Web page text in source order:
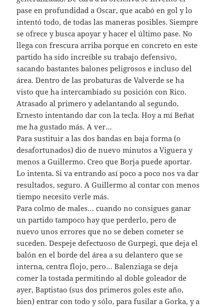
pase en profundidad a Oscar, que acabó en gol y lo
intentó todo, de todas las maneras posibles. Siempre
se ofrece y busca apoyar y hacer el último pase. No
llega con frescura arriba porque en concreto en este
partido ha sido increíble su trabajo defensivo,
sacando bastantes balones peligrosos e incluso del
área. Dentro de las probaturas de Valverde se ha
visto que ha intercambiado su posición con Rico.
Atrasado al primero y adelantando al segundo.
Ernesto intentando dar con la tecla. Hoy a mí Beñat
me ha gustado más. A ver…
Para sustituir a las dos bandas en baja forma (o
desafortunados) dio de nuevo minutos a Viguera y
menos a Guillermo. Creo que Borja puede aportar.
Lo intenta. Si va entrando así poco a poco nos va dar
resultados, seguro. A Guillermo al contar con menos
tiempo necesito verle más.
Para colmo de males… cuando no consigues ganar
un partido tampoco hay que perderlo, pero de
nuevo unos errores que no se deben cometer se
suceden. Despeje defectuoso de Gurpegi, que deja el
balón en el borde del área a su delantero que se
interna, centra flojo, pero… Balenziaga se deja
comer la tostada permitindo al doble goleador de
ayer, Baptistao (sus dos primeros goles este año,
bien) entrar con todo y sólo, para fusilar a Gorka, y a